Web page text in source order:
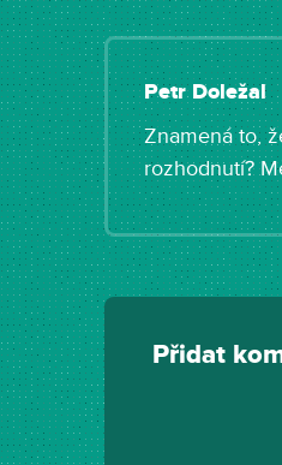
Petr Doležal
Znamená to,
rozhodnutí?
Přidat